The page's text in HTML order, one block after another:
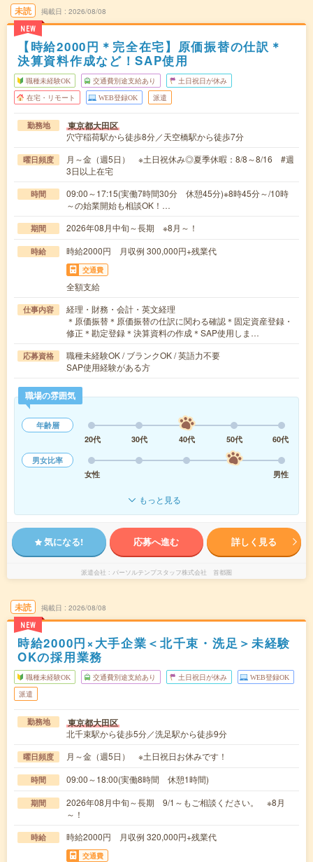
未読
NEW
掲載日 2026/08/08
【時給2000円＊完全在宅】原価振替の仕訳＊
決算資料作成など！SAP使用
職種未経験OK 交通費別途支給あり 土日祝日が休み
在宅・リモート WEB登録OK 派遣
勤務地 東京都大田区
穴守稲荷駅から徒歩8分／天空橋駅から徒歩7分
曜日頻度
月～金（週5日） ※土日祝休み◎夏季休暇：8/8～8/16 #週
3日以上在宅
時間
09:00～17:15(実働7時間30分 休憩45分)※8時45分～/10時
～の始業開始も相談OK！…
期間 2026年08月中旬～長期 ※8月～！
時給 時給2000円 月収例 300,000円+残業代
交通費
全額支給
仕事内容
経理・財務・会計・英文経理
＊原価振替＊原価振替の仕訳に関わる確認＊固定資産登録・
修正＊勘定登録＊決算資料の作成＊SAP使用しま…
応募資格
職種未経験OK / ブランクOK / 英語力不要
SAP使用経験がある方
職場の雰囲気
年齢層
20代
30代 40代 50代
60代
男女比率
女性
男性
もっと見る
気になる! 応募へ進む 詳しく見る
派遣会社 パーソルテンプスタッフ株式会社 首都圏
未読
NEW
掲載日 2026/08/08
時給2000円×大手企業＜北千束・洗足＞未経験
OKの採用業務
職種未経験OK 交通費別途支給あり 土日祝日が休み WEB登録OK
派遣
勤務地 東京都大田区
北千束駅から徒歩5分／洗足駅から徒歩9分
曜日頻度 月～金（週5日） ※土日祝日お休みです！
時間 09:00～18:00(実働8時間 休憩1時間)
期間
2026年08月中旬～長期 9/1～もご相談ください。 ※8月
～！
時給 時給2000円 月収例 320,000円+残業代
交通費